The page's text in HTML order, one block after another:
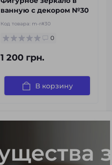
ванную с декором №30
Код товара: m-r#30
0
1 200 грн.
В корзину